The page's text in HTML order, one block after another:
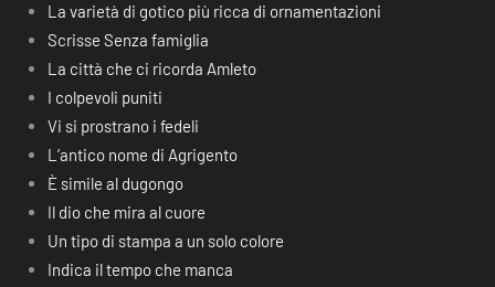
La varietà di gotico più ricca di ornamentazioni
Scrisse Senza famiglia
La città che ci ricorda Amleto
I colpevoli puniti
Vi si prostrano i fedeli
L’antico nome di Agrigento
È simile al dugongo
Il dio che mira al cuore
Un tipo di stampa a un solo colore
Indica il tempo che manca